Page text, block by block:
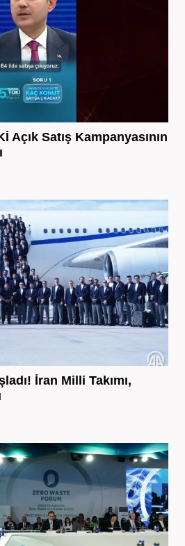
Açık Satış Kampanyasının
İran Milli Takımı,